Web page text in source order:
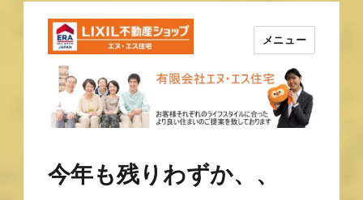
長崎の不動産はエヌ・エス住宅
で！！
メニュー
今年も残りわずか、、